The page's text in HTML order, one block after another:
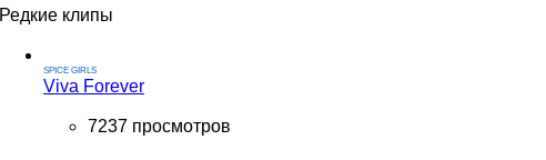
Редкие клипы
SPICE GIRLS
Viva Forever
7237 просмотров